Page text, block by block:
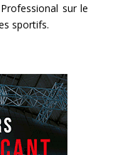
sur le
sportifs.